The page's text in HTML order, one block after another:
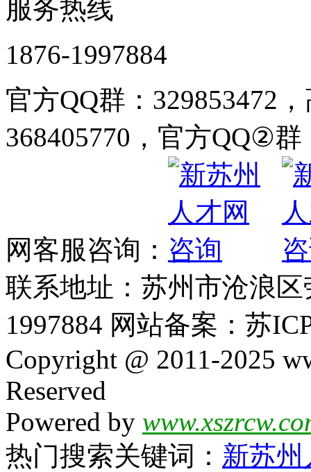
服务热线
1876-1997884
官方QQ群：329853472
368405770，官方QQ②群
网客服咨询：
联系地址：苏州市沧浪
1997884 网站备案：苏
Copyright @ 2011-2025
Reserved
Powered by
热门搜索关键词： 新苏